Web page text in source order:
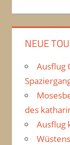
NEUE
Ausflug
des
Ausflug